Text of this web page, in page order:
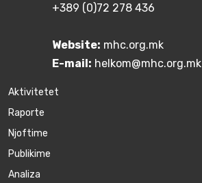
+389 (0)72 278 436
Website: mhc.org.mk
E-mail: helkom@mhc.org.mk
Aktivitetet
Raporte
Njoftime
Publikime
Аnaliza